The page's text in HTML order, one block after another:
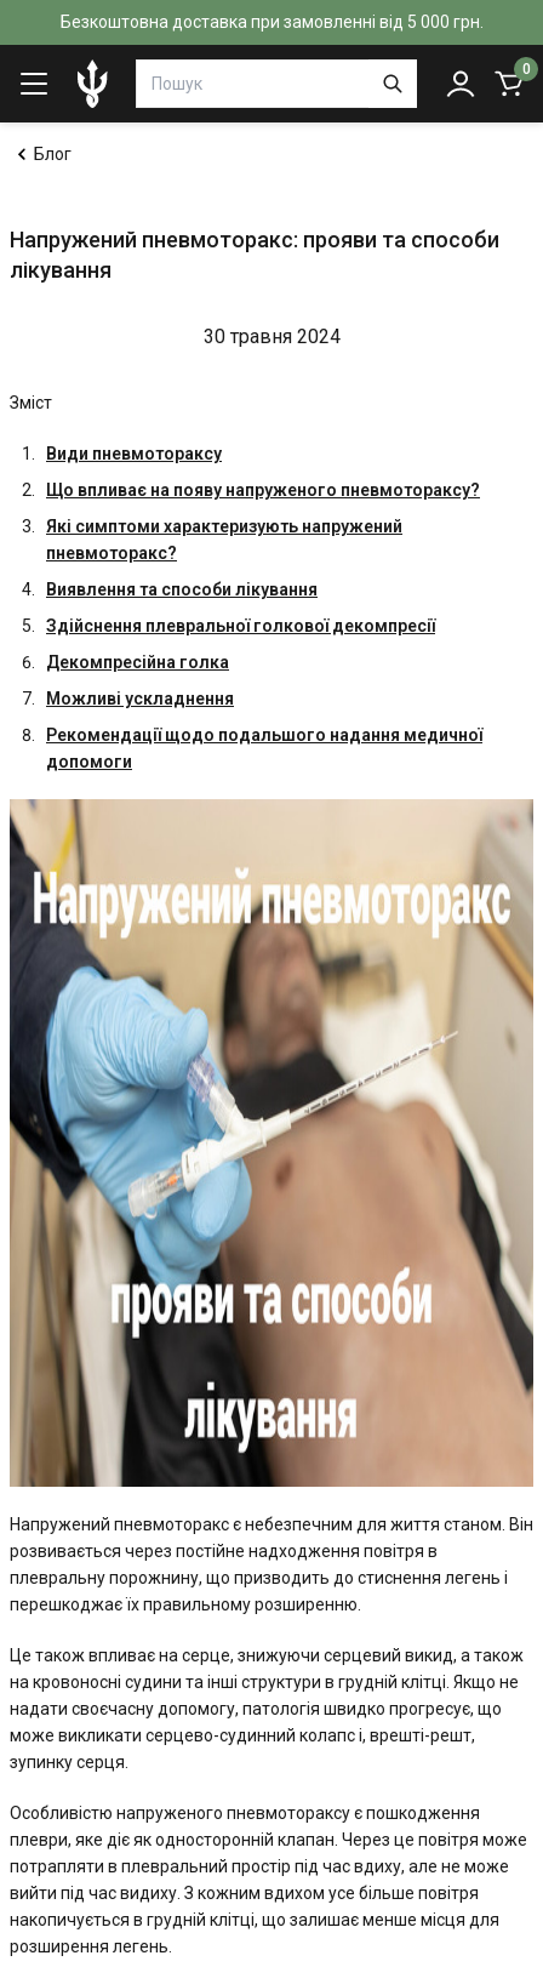
Безкоштовна доставка при замовленні від 5 000 грн.
0
Блог
Напружений пневмоторакс: прояви та способи
лікування
30 травня 2024
Зміст
Види пневмотораксу
Що впливає на появу напруженого пневмотораксу?
Які симптоми характеризують напружений
пневмоторакс?
Виявлення та способи лікування
Здійснення плевральної голкової декомпресії
Декомпресійна голка
Можливі ускладнення
Рекомендації щодо подальшого надання медичної
допомоги
Напружений пневмоторакс є небезпечним для життя станом. Він
розвивається через постійне надходження повітря в
плевральну порожнину, що призводить до стиснення легень і
перешкоджає їх правильному розширенню.
Це також впливає на серце, знижуючи серцевий викид, а також
на кровоносні судини та інші структури в грудній клітці. Якщо не
надати своєчасну допомогу, патологія швидко прогресує, що
може викликати серцево-судинний колапс і, врешті-решт,
зупинку серця.
Особливістю напруженого пневмотораксу є пошкодження
плеври, яке діє як односторонній клапан. Через це повітря може
потрапляти в плевральний простір під час вдиху, але не може
вийти під час видиху. З кожним вдихом усе більше повітря
накопичується в грудній клітці, що залишає менше місця для
розширення легень.